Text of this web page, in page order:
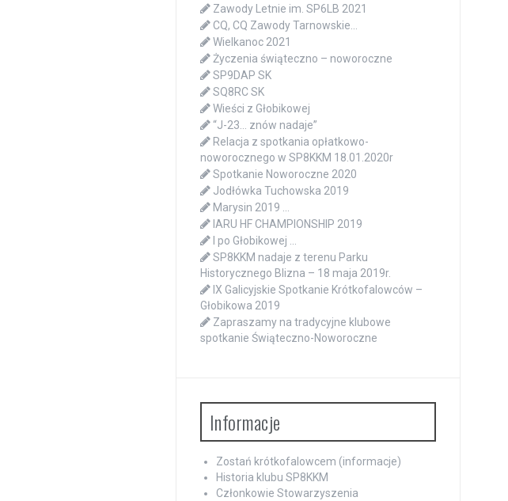
Zawody Letnie im. SP6LB 2021
CQ, CQ Zawody Tarnowskie…
Wielkanoc 2021
Życzenia świąteczno – noworoczne
SP9DAP SK
SQ8RC SK
Wieści z Głobikowej
“J-23… znów nadaje”
Relacja z spotkania opłatkowo-
noworocznego w SP8KKM 18.01.2020r
Spotkanie Noworoczne 2020
Jodłówka Tuchowska 2019
Marysin 2019 …
IARU HF CHAMPIONSHIP 2019
I po Głobikowej …
SP8KKM nadaje z terenu Parku
Historycznego Blizna – 18 maja 2019r.
IX Galicyjskie Spotkanie Krótkofalowców –
Głobikowa 2019
Zapraszamy na tradycyjne klubowe
spotkanie Świąteczno-Noworoczne
Informacje
Zostań krótkofalowcem (informacje)
Historia klubu SP8KKM
Członkowie Stowarzyszenia